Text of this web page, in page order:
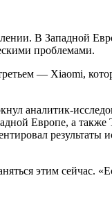
В Западной
проблемами.
— Xiaomi,
аналитик-
Европе, а
результаты
этим сейчас.